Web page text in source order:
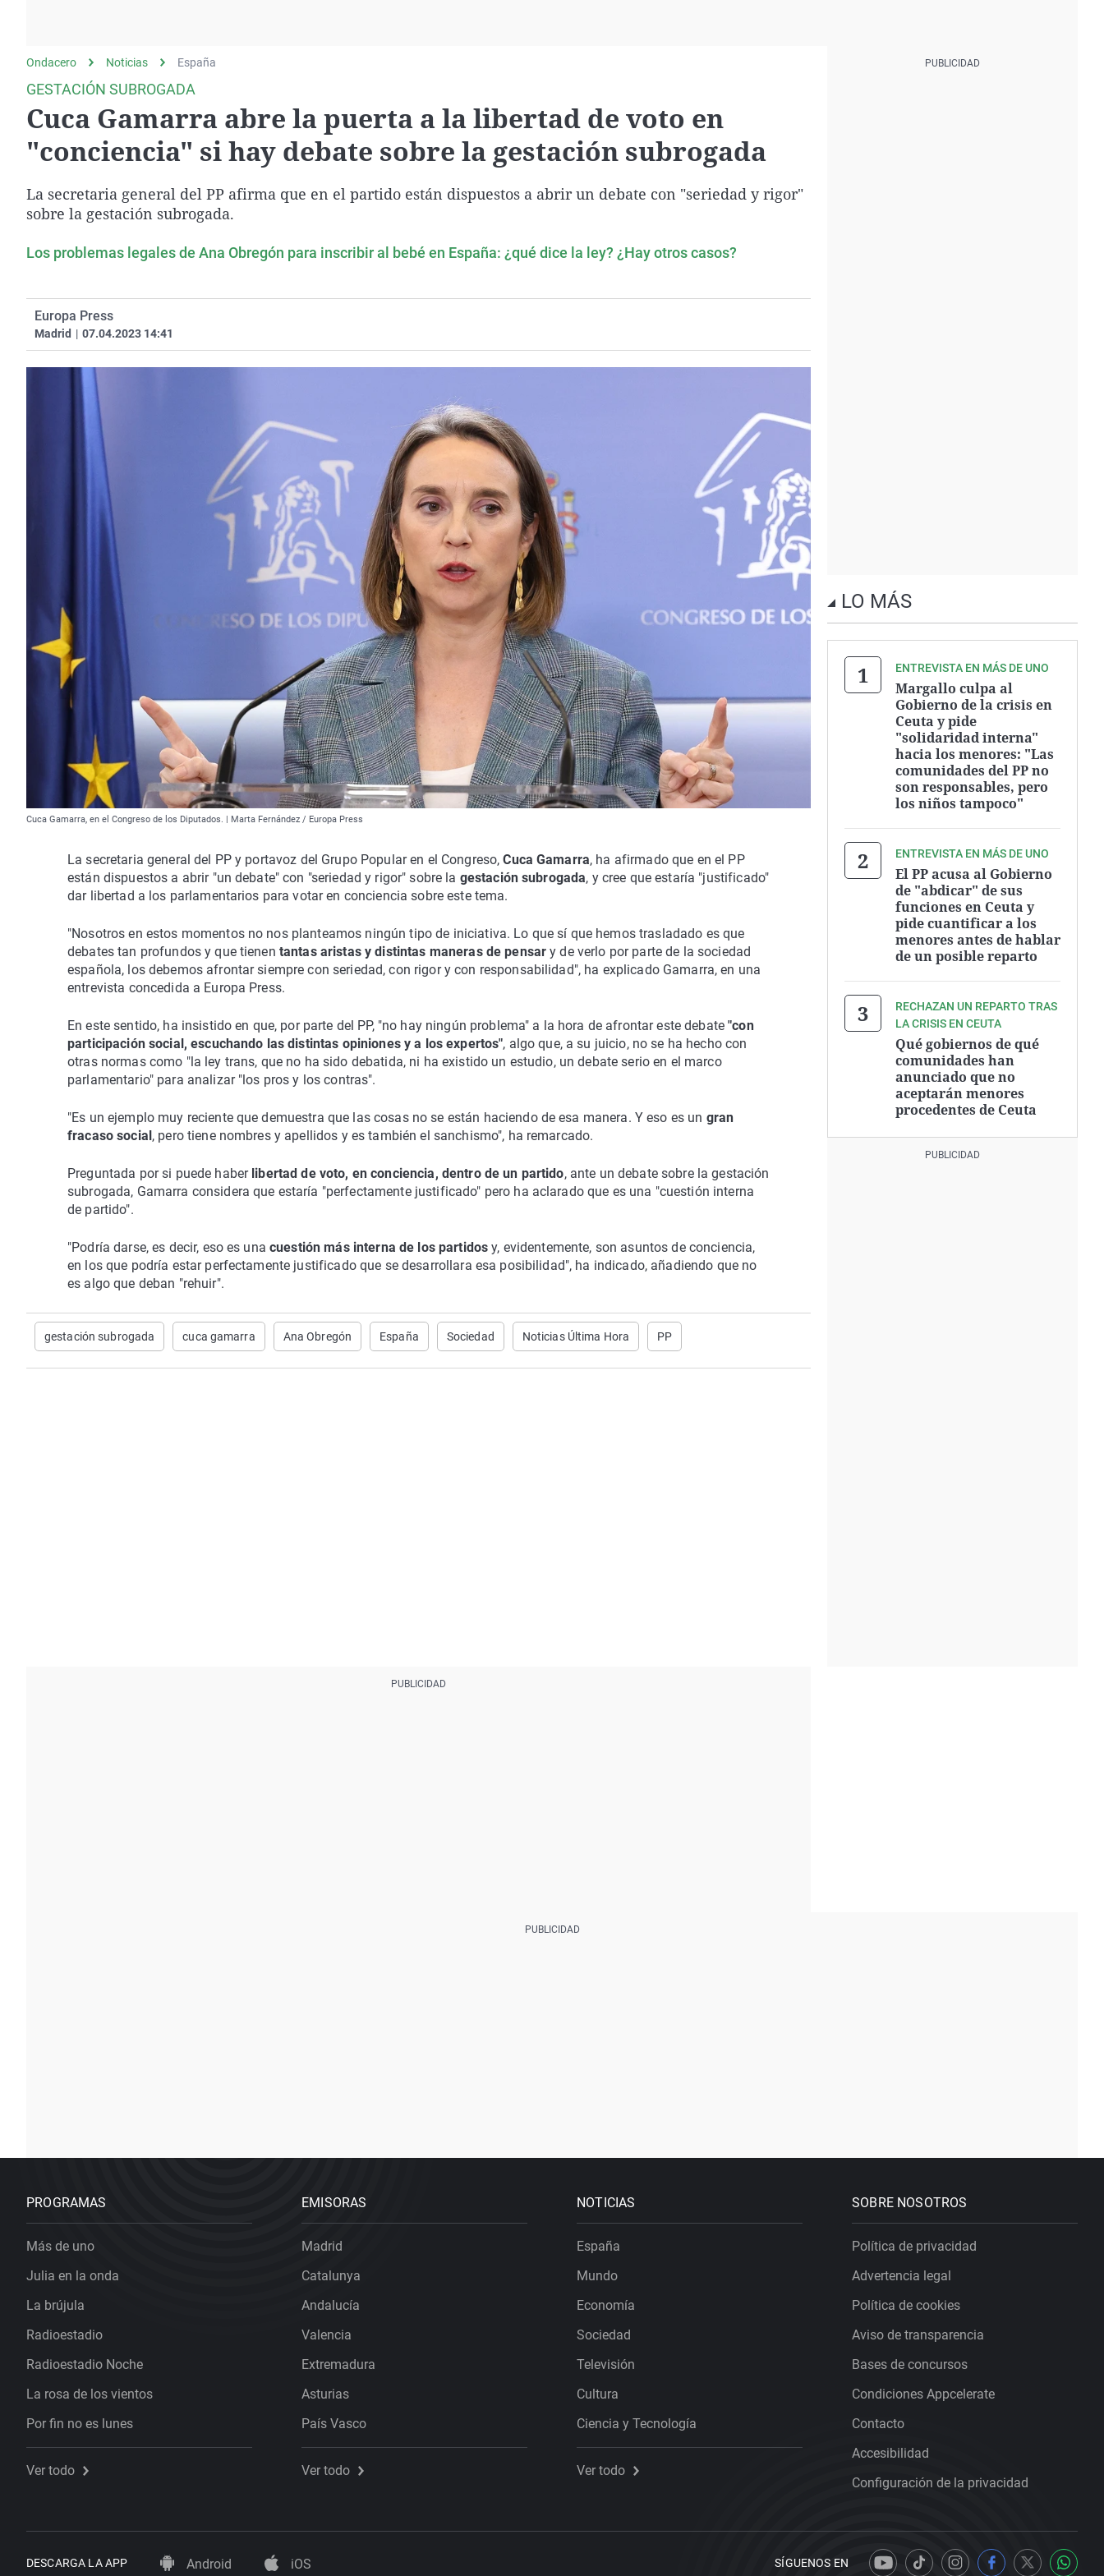
Como el perro y elEquipo de investigación
Negra
País Vasco
Ondacero Noticias España
GESTACIÓN SUBROGADA
Cuca Gamarra abre la puerta a la libertad de voto en
"conciencia" si hay debate sobre la gestación subrogada
La secretaria general del PP afirma que en el partido están dispuestos a abrir un debate con "seriedad y rigor"
sobre la gestación subrogada.
Los problemas legales de Ana Obregón para inscribir al bebé en España: ¿qué dice la ley? ¿Hay otros casos?
Europa Press
Madrid | 07.04.2023 14:41
Cuca Gamarra, en el Congreso de los Diputados. | Marta Fernández / Europa Press
La secretaria general del PP y portavoz del Grupo Popular en el Congreso,Cuca Gamarra, ha afirmado que en el PP
están dispuestos a abrir "un debate" con "seriedad y rigor" sobre la gestación subrogada, y cree que estaría "justificado"
dar libertad a los parlamentarios para votar en conciencia sobre este tema.
"Nosotros en estos momentos no nos planteamos ningún tipo de iniciativa. Lo que sí que hemos trasladado es que
debates tan profundos y que tienen tantas aristas y distintas maneras de pensar y de verlo por parte de la sociedad
española, los debemos afrontar siempre con seriedad, con rigor y con responsabilidad", ha explicado Gamarra, en una
entrevista concedida a Europa Press.
En este sentido, ha insistido en que, por parte del PP, "no hay ningún problema" a la hora de afrontar este debate"con
participación social, escuchando las distintas opiniones y a los expertos", algo que, a su juicio, no se ha hecho con
otras normas como "la ley trans, que no ha sido debatida, ni ha existido un estudio, un debate serio en el marco
parlamentario" para analizar "los pros y los contras".
"Es un ejemplo muy reciente que demuestra que las cosas no se están haciendo de esa manera. Y eso es un gran
fracaso social , pero tiene nombres y apellidos y es también el sanchismo", ha remarcado.
Preguntada por si puede haber libertad de voto, en conciencia, dentro de un partido, ante un debate sobre la gestación
subrogada, Gamarra considera que estaría "perfectamente justificado" pero ha aclarado que es una "cuestión interna
de partido".
"Podría darse, es decir, eso es unacuestión más interna de los partidos y, evidentemente, son asuntos de conciencia,
en los que podría estar perfectamente justificado que se desarrollara esa posibilidad", ha indicado, añadiendo que no
es algo que deban "rehuir".
gestación subrogada cuca gamarra Ana Obregón España Sociedad Noticias Última Hora PP
LO MÁS
ENTREVISTA EN MÁS DE UNO
Margallo culpa al
Gobierno de la crisis en
Ceuta y pide
"solidaridad interna"
hacia los menores: "Las
comunidades del PP no
son responsables, pero
los niños tampoco"
ENTREVISTA EN MÁS DE UNO
El PP acusa al Gobierno
de "abdicar" de sus
funciones en Ceuta y
pide cuantificar a los
menores antes de hablar
de un posible reparto
RECHAZAN UN REPARTO TRAS
LA CRISIS EN CEUTA
Qué gobiernos de qué
comunidades han
anunciado que no
aceptarán menores
procedentes de Ceuta
PROGRAMAS
Más de uno
Julia en la onda
La brújula
Radioestadio
Radioestadio Noche
La rosa de los vientos
Por fin no es lunes
Ver todo
EMISORAS
Madrid
Catalunya
Andalucía
Valencia
Extremadura
Asturias
País Vasco
Ver todo
NOTICIAS
España
Mundo
Economía
Sociedad
Televisión
Cultura
Ciencia y Tecnología
Ver todo
SOBRE NOSOTROS
Política de privacidad
Advertencia legal
Política de cookies
Aviso de transparencia
Bases de concursos
Condiciones Appcelerate
Contacto
Accesibilidad
Configuración de la privacidad
DESCARGA LA APP Android iOS SÍGUENOS EN